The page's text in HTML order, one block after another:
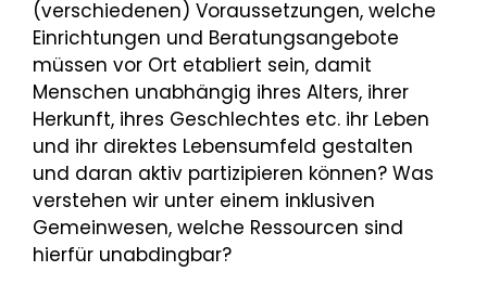
(verschiedenen) Voraussetzungen, welche
Einrichtungen und Beratungsangebote
müssen vor Ort etabliert sein, damit
Menschen unabhängig ihres Alters, ihrer
Herkunft, ihres Geschlechtes etc. ihr Leben
und ihr direktes Lebensumfeld gestalten
und daran aktiv partizipieren können? Was
verstehen wir unter einem inklusiven
Gemeinwesen, welche Ressourcen sind
hierfür unabdingbar?